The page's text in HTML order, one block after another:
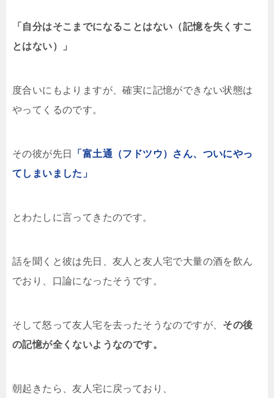
「自分はそこまでになることはない（記憶を失くすこ
とはない）」
度合いにもよりますが、確実に記憶ができない状態は
やってくるのです。
その彼が先日
「富土通（フドツウ）さん、ついにやっ
てしまいました」
とわたしに言ってきたのです。
話を聞くと彼は先日、友人と友人宅で大量の酒を飲ん
でおり、口論になったそうです。
そして怒って友人宅を去ったそうなのですが、 その後
の記憶が全くないようなのです。
朝起きたら、友人宅に戻っており、